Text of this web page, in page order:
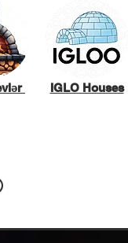
IGLO Houses